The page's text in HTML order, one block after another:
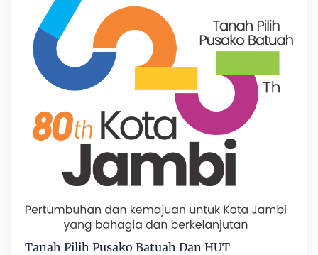
Tanah Pilih Pusako Batuah Dan HUT